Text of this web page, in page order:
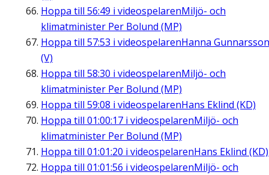
Hoppa till 56:49 i videospelarenMiljö- och
klimatminister Per Bolund (MP)
Hoppa till 57:53 i videospelarenHanna Gunnarsson
(V)
Hoppa till 58:30 i videospelarenMiljö- och
klimatminister Per Bolund (MP)
Hoppa till 59:08 i videospelarenHans Eklind (KD)
Hoppa till 01:00:17 i videospelarenMiljö- och
klimatminister Per Bolund (MP)
Hoppa till 01:01:20 i videospelarenHans Eklind (KD)
Hoppa till 01:01:56 i videospelarenMiljö- och